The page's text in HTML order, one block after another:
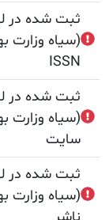
(ثبت شده در لیست
وزارت بهداشت)
(ثبت شده در لیست
وزارت بهداشت)
(ثبت شده در لیست
وزارت بهداشت)